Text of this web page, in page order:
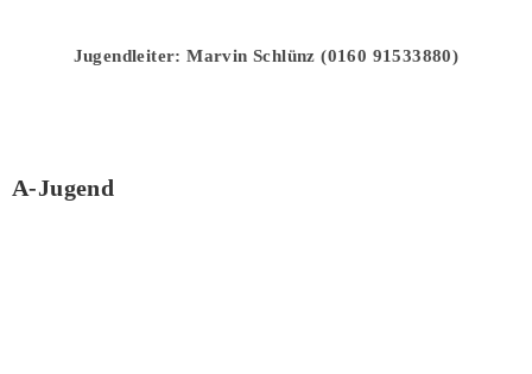
Jugendleiter: Marvin Schlünz (0160 91533880)
A-Jugend